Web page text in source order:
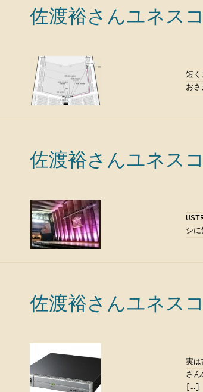
佐渡裕さんユネス
短く
お
佐渡裕さんユネス
シ
佐渡裕さんユネス
実は
さ
[…]